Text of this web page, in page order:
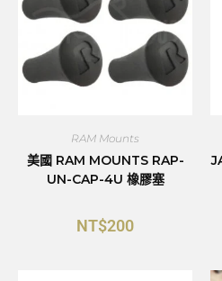
RAM Mounts
美國 RAM MOUNTS RAP-
UN-CAP-4U 橡膠塞
NT$200